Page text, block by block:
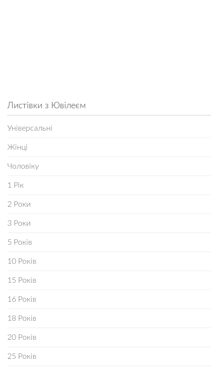
Листівки з Ювілеєм
Універсальні
Жінці
Чоловіку
1 Рік
2 Роки
3 Роки
5 Років
10 Років
15 Років
16 Років
18 Років
20 Років
25 Років